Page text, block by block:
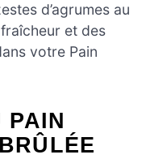
d’agrumes au
et des
votre Pain
PAIN